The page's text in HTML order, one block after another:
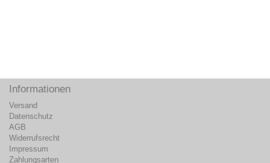
Informationen
Versand
Datenschutz
AGB
Widerrufsrecht
Impressum
Zahlungsarten